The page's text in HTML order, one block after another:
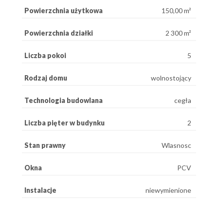
Powierzchnia użytkowa 150,00 m²
Powierzchnia działki 2 300 m²
Liczba pokoi 5
Rodzaj domu wolnostojący
Technologia budowlana cegła
Liczba pięter w budynku 2
Stan prawny Wlasnosc
Okna PCV
Instalacje niewymienione